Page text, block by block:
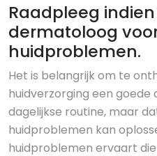
Raadpleeg
dermatoloog
huidproblemen.
Het is belangrijk om te
huidverzorging een goede
dagelijkse routine, maar
huidproblemen kan
huidproblemen ervaart